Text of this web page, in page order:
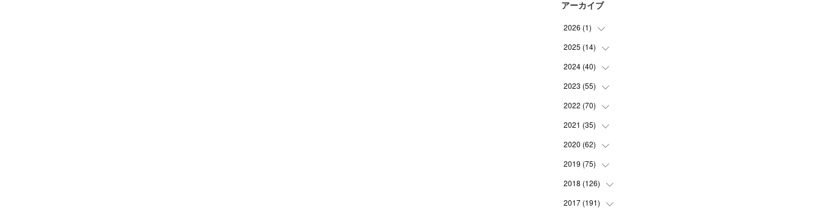
アーカイブ
2026 (1)
(1
2025 (14)
(10
)
(1
(1
(2
2024 (40)
(1
(1
(3
(2
(7
(4)
(3)
2023 (55)
(2
(4
(3
(3
(6)
(4)
2022 (70)
(7
(11
)
(8
(1)
(3)
2021 (35)
(5
(7
(5)
(3)
2020 (62)
(6
(9)
(7)
2019 (75)
(1)
(2)
2018 (126)
(6)
2017 (191)